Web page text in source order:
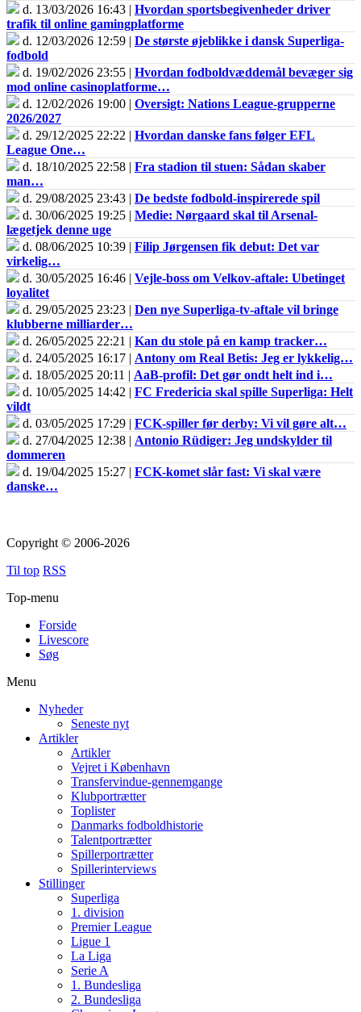
d. 13/03/2026 16:43 | Hvordan sportsbegivenheder driver
trafik til online gamingplatforme
d. 12/03/2026 12:59 | De største øjeblikke i dansk Superliga-
fodbold
d. 19/02/2026 23:55 | Hvordan fodboldvæddemål bevæger sig
mod online casinoplatforme…
d. 12/02/2026 19:00 | Oversigt: Nations League-grupperne
2026/2027
d. 29/12/2025 22:22 | Hvordan danske fans følger EFL
League One…
d. 18/10/2025 22:58 | Fra stadion til stuen: Sådan skaber
man…
d. 29/08/2025 23:43 | De bedste fodbold-inspirerede spil
d. 30/06/2025 19:25 | Medie: Nørgaard skal til Arsenal-
lægetjek denne uge
d. 08/06/2025 10:39 | Filip Jørgensen fik debut: Det var
virkelig…
d. 30/05/2025 16:46 | Vejle-boss om Velkov-aftale: Ubetinget
loyalitet
d. 29/05/2025 23:23 | Den nye Superliga-tv-aftale vil bringe
klubberne milliarder…
d. 26/05/2025 22:21 | Kan du stole på en kamp tracker…
d. 24/05/2025 16:17 | Antony om Real Betis: Jeg er lykkelig…
d. 18/05/2025 20:11 | AaB-profil: Det gør ondt helt ind i…
d. 10/05/2025 14:42 | FC Fredericia skal spille Superliga: Helt
vildt
d. 03/05/2025 17:29 | FCK-spiller før derby: Vi vil gøre alt…
d. 27/04/2025 12:38 | Antonio Rüdiger: Jeg undskylder til
dommeren
d. 19/04/2025 15:27 | FCK-komet slår fast: Vi skal være
danske…
Copyright © 2006-2026
Til top RSS
Top-menu
Forside
Livescore
Søg
Menu
Nyheder
Seneste nyt
Artikler
Artikler
Vejret i København
Transfervindue-gennemgange
Klubportrætter
Toplister
Danmarks fodboldhistorie
Talentportrætter
Spillerportrætter
Spillerinterviews
Stillinger
Superliga
1. division
Premier League
Ligue 1
La Liga
Serie A
1. Bundesliga
2. Bundesliga